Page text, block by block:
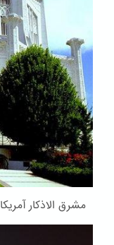
مشرق الاذکار آمریکا